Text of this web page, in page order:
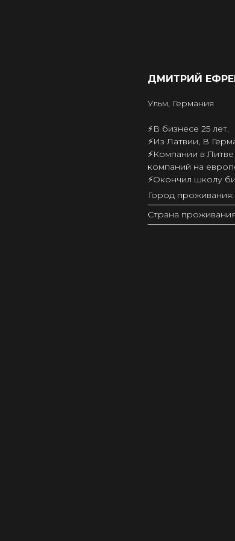
ДМИТРИЙ
Ульм, Германия
⚡️В бизнесе 25 лет.
⚡️Из Латвии, В
⚡️Компании в
компаний на
⚡️Окончил школу
Город проживания:
Страна